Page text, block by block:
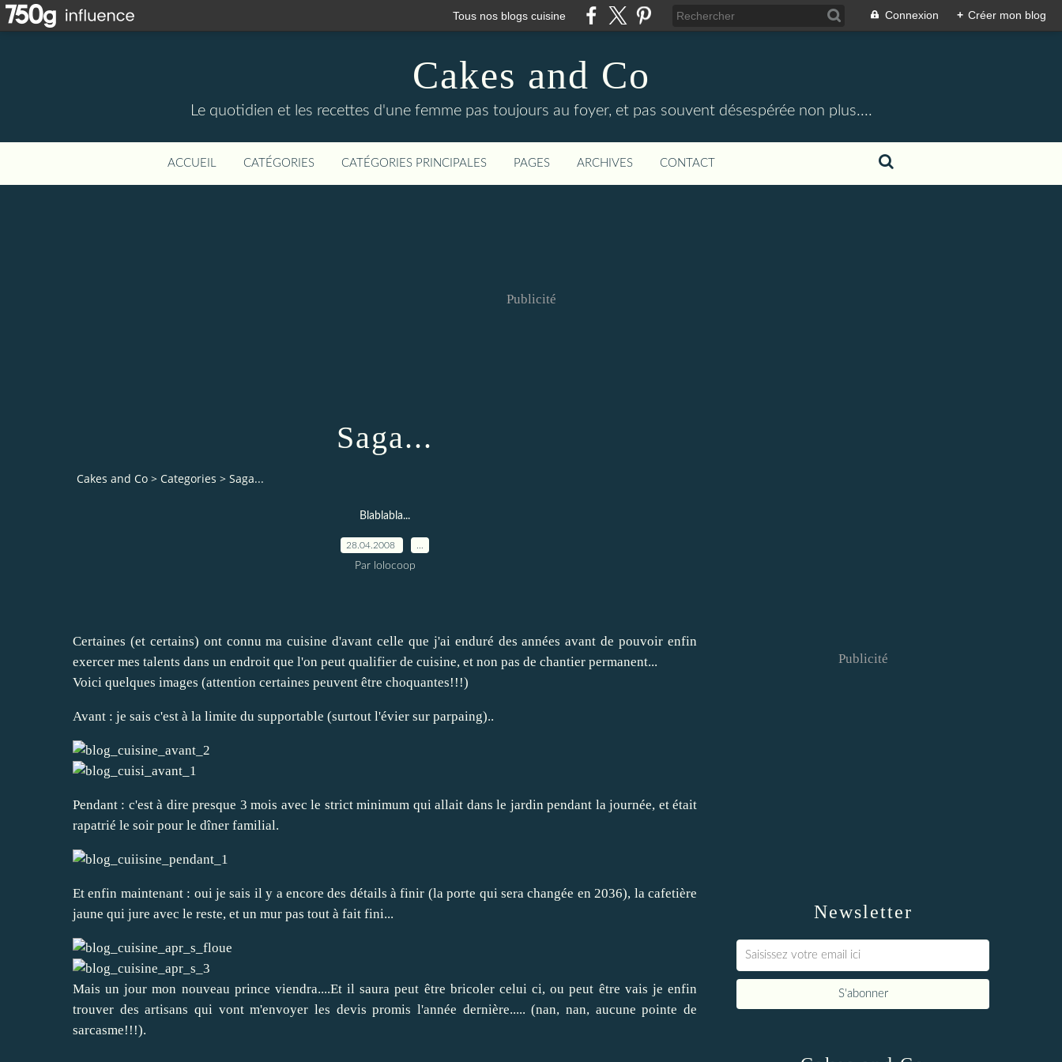
Tous nos blogs cuisine Connexion + Créer mon blog
Cakes and Co
Le quotidien et les recettes d'une femme pas toujours au foyer, et pas souvent désespérée non plus....
ACCUEIL CATÉGORIES CATÉGORIES PRINCIPALES PAGES ARCHIVES CONTACT
Publicité
Saga...
Cakes and Co > Categories > Saga...
Blablabla...
28.04.2008
Par lolocoop
Certaines (et certains) ont connu ma cuisine d'avant celle que j'ai enduré des années avant de pouvoir enfin
exercer mes talents dans un endroit que l'on peut qualifier de cuisine, et non pas de chantier permanent...
Voici quelques images (attention certaines peuvent être choquantes!!!)
Avant : je sais c'est à la limite du supportable (surtout l'évier sur parpaing)..
Pendant : c'est à dire presque 3 mois avec le strict minimum qui allait dans le jardin pendant la journée, et était
rapatrié le soir pour le dîner familial.
Et enfin maintenant : oui je sais il y a encore des détails à finir (la porte qui sera changée en 2036), la cafetière
jaune qui jure avec le reste, et un mur pas tout à fait fini...
Mais un jour mon nouveau prince viendra....Et il saura peut être bricoler celui ci, ou peut être vais je enfin
trouver des artisans qui vont m'envoyer les devis promis l'année dernière..... (nan, nan, aucune pointe de
sarcasme!!!).
Newsletter
Publicité